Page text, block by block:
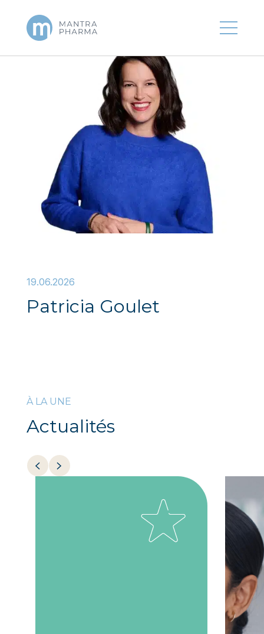
19.06.2026
Patricia Goulet
À LA UNE
Actualités